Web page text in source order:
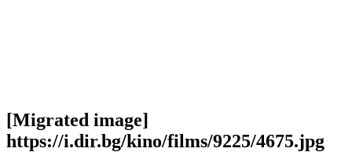
[Migrated image]
https://i.dir.bg/kino/films/9225/4675.jpg